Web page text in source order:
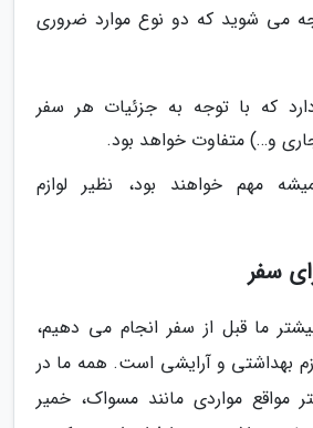
می شوید که دو نوع موارد ضروری
که با توجه به جزئیات هر سفر
و…) متفاوت خواهد بود.
مهم خواهند بود، نظیر لوازم
سفر
ما قبل از سفر انجام می دهیم،
بهداشتی و آرایشی است. همه ما در
مواقع مواردی مانند مسواک، خمیر